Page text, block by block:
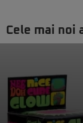
Cele mai noi